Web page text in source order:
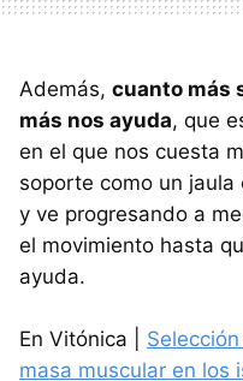
Además, cuanto más
más nos ayuda, que
en el que nos cuesta
soporte como un
y ve progresando a
el movimiento hasta
ayuda.
En Vitónica |
masa muscular en los